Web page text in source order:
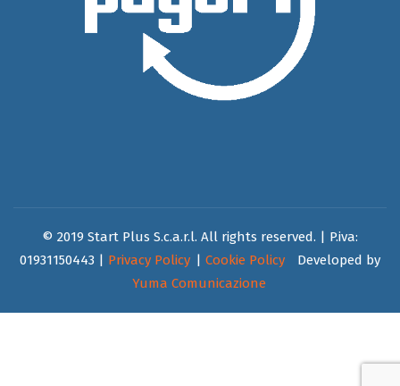
© 2019 Start Plus S.c.a.r.l. All rights reserved. | P.iva:
01931150443 | Privacy Policy | Cookie Policy
Developed by
Yuma Comunicazione